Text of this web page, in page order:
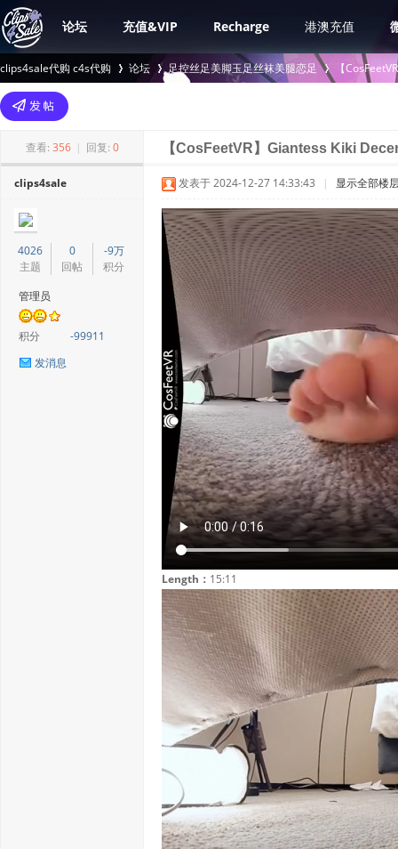
论坛 充值&VIP Recharge 港澳充值
clips4sale代购 c4s代购
>
论坛 足控丝足美脚玉足丝袜美腿恋足
›
【
查看: 356 | 回复: 0 【CosFeetVR】Giantess Kiki
clips4sale
4026
主题
0
回帖
-9万
积分
管理员
积分
-99911
发消息
发表于 2024-12-27 14:33:43 | 显示全部楼
Length： 15:11